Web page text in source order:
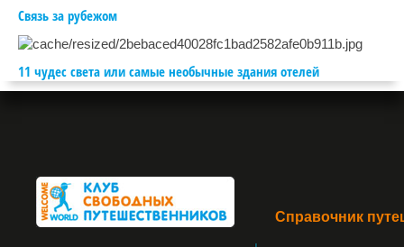
Связь за рубежом
11 чудес света или самые необычные здания отелей
Справочник